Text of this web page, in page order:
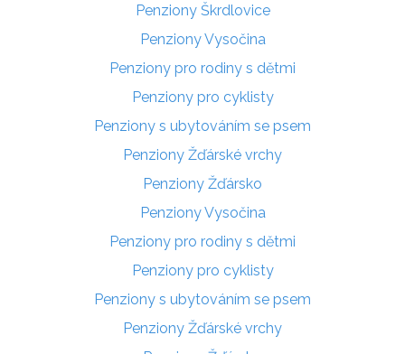
Penziony Škrdlovice
Penziony Vysočina
Penziony pro rodiny s dětmi
Penziony pro cyklisty
Penziony s ubytováním se psem
Penziony Žďárské vrchy
Penziony Žďársko
Penziony Vysočina
Penziony pro rodiny s dětmi
Penziony pro cyklisty
Penziony s ubytováním se psem
Penziony Žďárské vrchy